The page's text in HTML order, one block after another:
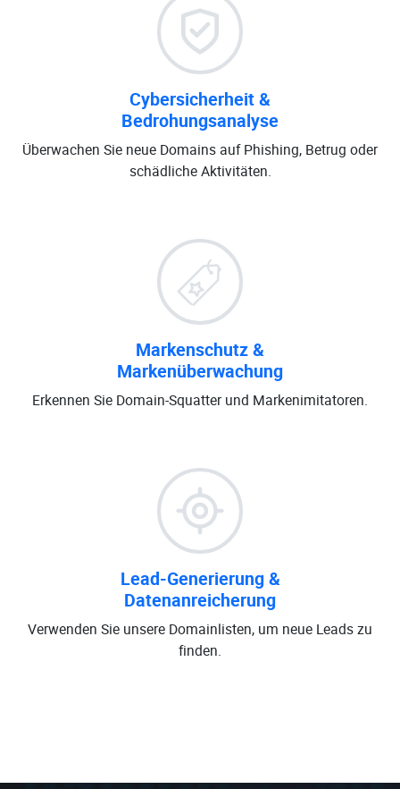
Cybersicherheit &
Bedrohungsanalyse
Überwachen Sie neue Domains auf Phishing, Betrug oder
schädliche Aktivitäten.
Markenschutz &
Markenüberwachung
Erkennen Sie Domain-Squatter und Markenimitatoren.
Lead-Generierung &
Datenanreicherung
Verwenden Sie unsere Domainlisten, um neue Leads zu
finden.